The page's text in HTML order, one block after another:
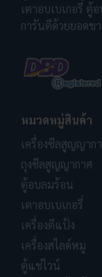
เตาอบเบเกอรี่ ตู้
การันตีด้วยยอดข
หมวดหมู่สินค้า
เครื่องซีลสูญญาก
ถุงซีลสูญญากาศ
ตู้อบลมร้อน
เตาอบเบเกอรี่
เครื่องตีแป้ง
เครื่องสไลด์หมู
ตู้แช่ไวน์